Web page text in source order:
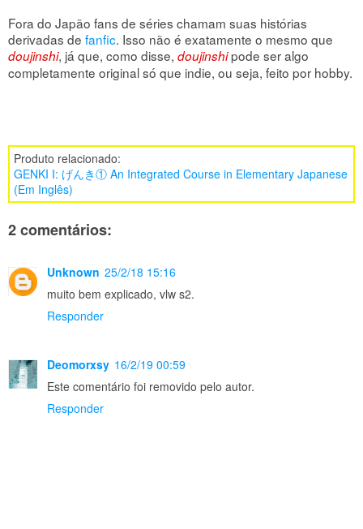
Fora do Japão fans de séries chamam suas histórias
derivadas de fanfic. Isso não é exatamente o mesmo que
doujinshi, já que, como disse, doujinshipode ser algo
completamente original só que indie, ou seja, feito por hobby.
Produto relacionado:
GENKI I: げんき① An Integrated Course in Elementary Japanese
(Em Inglês)
2 comentários:
Unknown 25/2/18 15:16
muito bem explicado, vlw s2.
Responder
Deomorxsy 16/2/19 00:59
Este comentário foi removido pelo autor.
Responder